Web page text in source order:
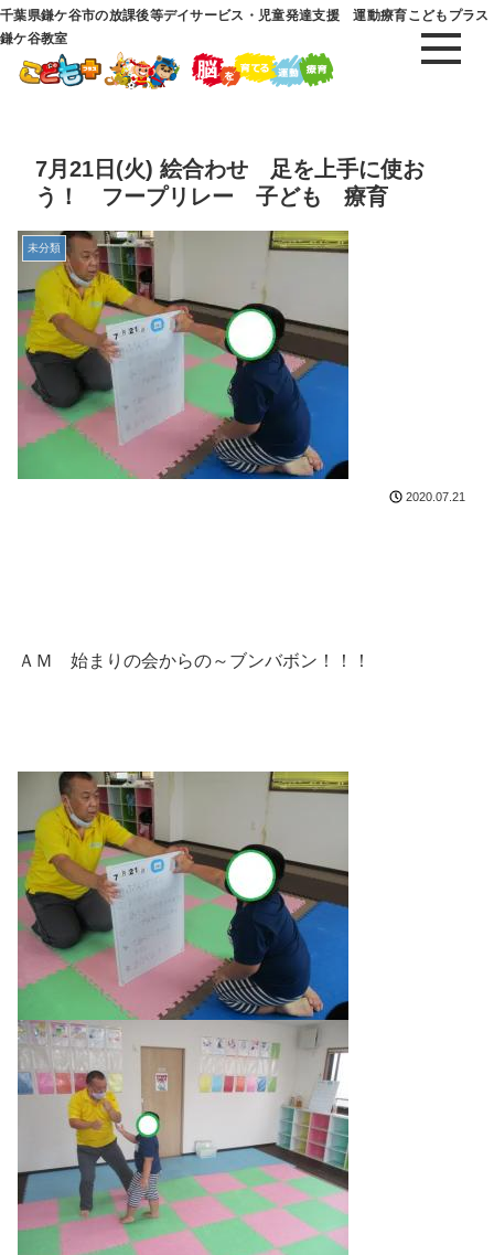
千葉県鎌ケ谷市の放課後等デイサービス・児童発達支援 運動療育こどもプラス
鎌ケ谷教室
7月21日(火) 絵合わせ 足を上手に使お
う！ フープリレー 子ども 療育
未分類
2020.07.21
ＡＭ 始まりの会からの～ブンバボン！！！